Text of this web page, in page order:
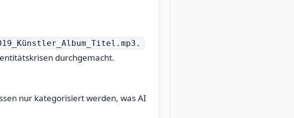
durchgemacht.
nur kategorisiert werden, was AI